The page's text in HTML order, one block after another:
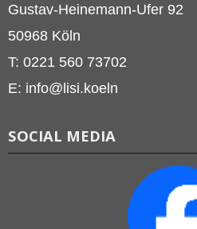
Gustav-Heinemann-Ufer 92
50968 Köln
T: 0221 560 73702
E: info@lisi.koeln
SOCIAL MEDIA